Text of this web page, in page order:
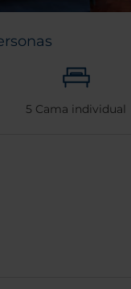
5 Cama individual